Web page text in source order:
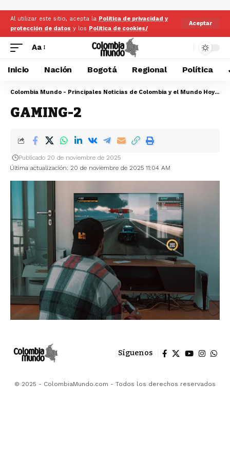
Al utilizar este sitio, acepta la Politica de privacidad y
protección de datos y los Politica de cookies/
Aceptar
Aa
Inicio Nación Bogotá Regional Política
Colombia Mundo - Principales Noticias de Colombia y el Mundo Hoy
>
GAMING-2
Última actualización: 20 de noviembre de 2025 11:04 AM
Publicado 20 de noviembre de 2025
Síguenos
© 2025 - ColombiaMundo.com - Todos los derechos reservados